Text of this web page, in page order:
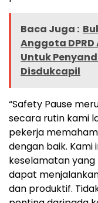
Baca Juga :
Anggota
Untuk
Disdukcapil
“Safety Pause
secara rutin kami
pekerja
dengan baik.
keselamatan
dapat
dan produktif.